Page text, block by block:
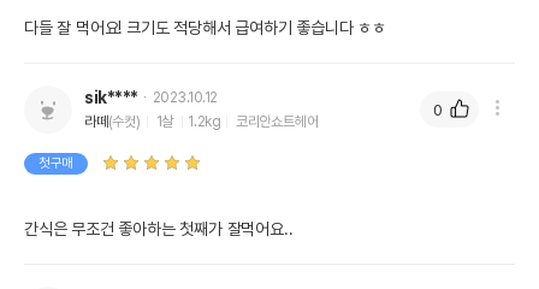
다들 잘 먹어요! 크기도 적당해서 급여하기 좋습니다 ㅎㅎ
sik****
2023.10.12
라떼 (수컷) 1살 1.2kg 코리안쇼트헤어
첫구매
간식은 무조건 좋아하는 첫째가 잘먹어요..
0